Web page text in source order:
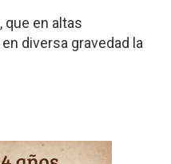
en altas
diversa gravedad la